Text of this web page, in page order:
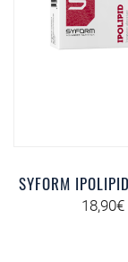
SYFORM
18,90€